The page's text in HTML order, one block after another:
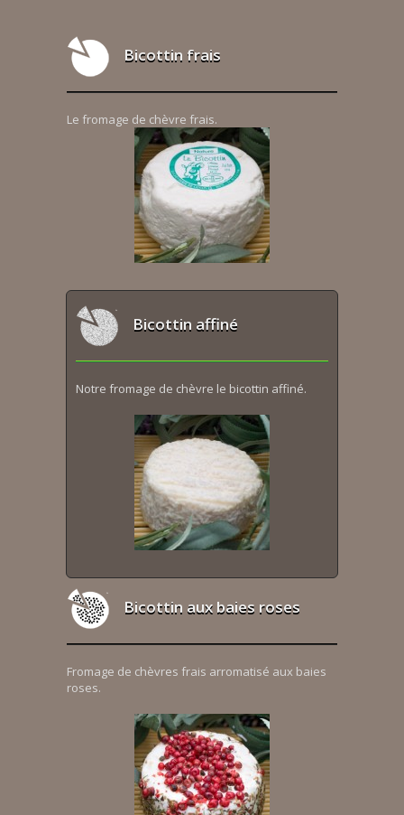
Bicottin frais
Le fromage de chèvre frais.
Bicottin affiné
Notre fromage de chèvre le bicottin affiné.
Bicottin aux baies roses
Fromage de chèvres frais arromatisé aux baies
roses.